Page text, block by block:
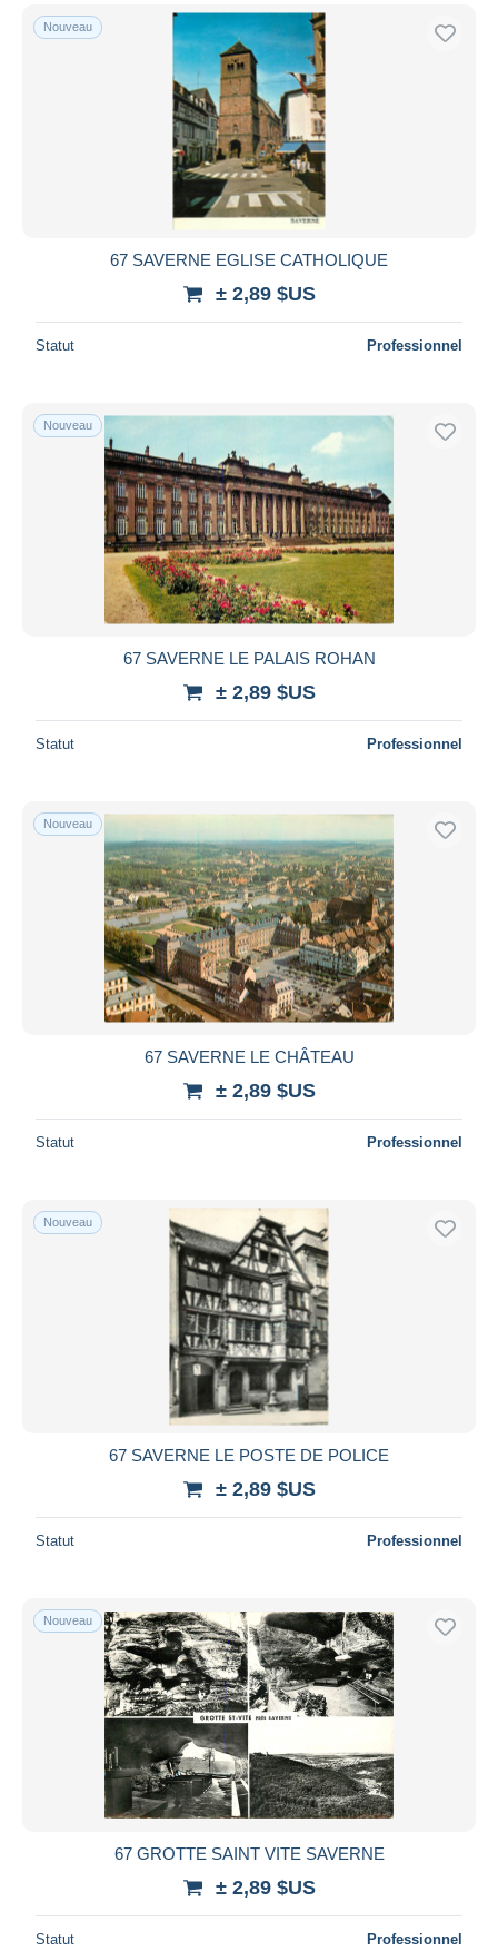
Nouveau
67 SAVERNE EGLISE CATHOLIQUE
± 2,89 $US
Statut Professionnel
Nouveau
67 SAVERNE LE PALAIS ROHAN
± 2,89 $US
Statut Professionnel
Nouveau
67 SAVERNE LE CHÂTEAU
± 2,89 $US
Statut Professionnel
Nouveau
67 SAVERNE LE POSTE DE POLICE
± 2,89 $US
Statut Professionnel
Nouveau
67 GROTTE SAINT VITE SAVERNE
± 2,89 $US
Statut Professionnel